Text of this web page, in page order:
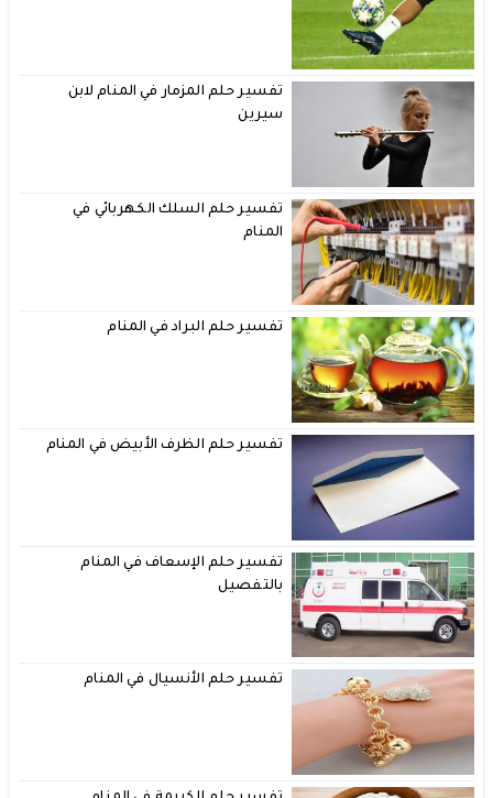
تفسير حلم المزمار في المنام لابن
سيرين
تفسير حلم السلك الكهربائي في
المنام
تفسير حلم البراد في المنام
تفسير حلم الظرف الأبيض في المنام
تفسير حلم الإسعاف في المنام
بالتفصيل
تفسير حلم الأنسيال في المنام